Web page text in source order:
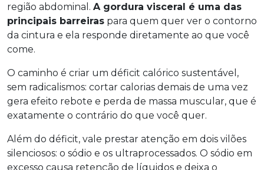
região abdominal. A gordura visceral é uma das
principais barreiras para quem quer ver o contorno
da cintura e ela responde diretamente ao que você
come.
O caminho é criar um déficit calórico sustentável,
sem radicalismos: cortar calorias demais de uma vez
gera efeito rebote e perda de massa muscular, que é
exatamente o contrário do que você quer.
Além do déficit, vale prestar atenção em dois vilões
silenciosos: o sódio e os ultraprocessados. O sódio em
excesso causa retenção de líquidos e deixa o